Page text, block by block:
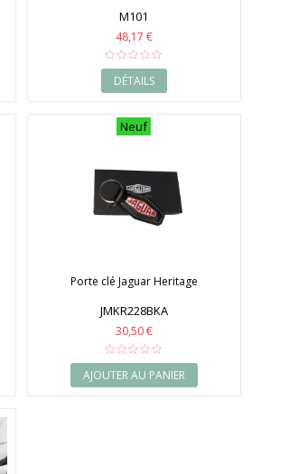
M101
48,17 €
DÉTAILS
Neuf
Porte clé Jaguar Heritage
JMKR228BKA
30,50 €
AJOUTER AU PANIER